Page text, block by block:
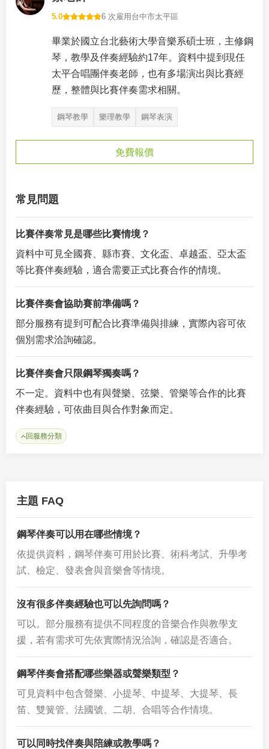
5.0 6 次雇用 台中市太平區
畢業於國立台北藝術大學音樂系碩士班，主修鋼
琴，教學及伴奏經驗約17年。資料中提到現任
太平合唱團伴奏老師，也有多場演出與比賽經
歷，整體與比賽伴奏需求相關。
鋼琴教學 樂理教學 鋼琴表演
免費報價
常見問題
比賽伴奏常見是哪些比賽情境？
資料中可見全國賽、縣市賽、文化盃、卓越盃、亞太盃
等比賽伴奏經驗，適合需要正式比賽合作的情境。
比賽伴奏會協助賽前準備嗎？
部分服務有提到可配合比賽準備與排練，實際內容可依
個別需求洽詢確認。
比賽伴奏會只限鋼琴獨奏嗎？
不一定。資料中也有與聲樂、弦樂、管樂等合作的比賽
伴奏經驗，可依曲目與合作對象而定。
回服務分類
主題 FAQ
鋼琴伴奏可以用在哪些情境？
依提供資料，鋼琴伴奏可用於比賽、術科考試、升學考
試、檢定、發表會與音樂會等情境。
沒有很多伴奏經驗也可以先詢問嗎？
可以。部分服務有提供不同程度的音樂合作與教學支
援，若有需求可先依實際情況洽詢，確認是否適合。
鋼琴伴奏會搭配哪些樂器或聲樂類型？
可見資料中包含聲樂、小提琴、中提琴、大提琴、長
笛、雙簧管、法國號、二胡、合唱等合作情境。
可以同時找伴奏與陪練或教學嗎？